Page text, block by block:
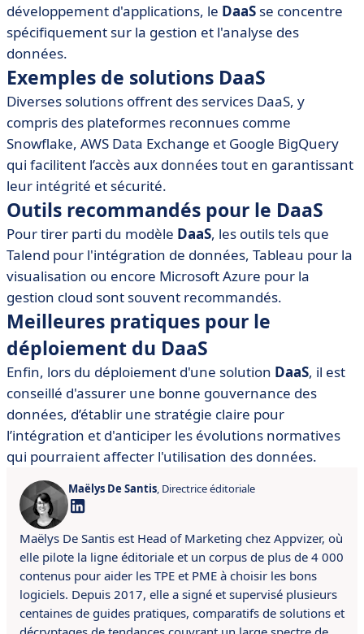
développement d'applications, le DaaS se concentre
spécifiquement sur la gestion et l'analyse des
données.
Exemples de solutions DaaS
Diverses solutions offrent des services DaaS, y
compris des plateformes reconnues comme
Snowflake, AWS Data Exchange et Google BigQuery
qui facilitent l’accès aux données tout en garantissant
leur intégrité et sécurité.
Outils recommandés pour le DaaS
Pour tirer parti du modèle DaaS, les outils tels que
Talend pour l'intégration de données, Tableau pour la
visualisation ou encore Microsoft Azure pour la
gestion cloud sont souvent recommandés.
Meilleures pratiques pour le
déploiement du DaaS
Enfin, lors du déploiement d'une solution DaaS, il est
conseillé d'assurer une bonne gouvernance des
données, d’établir une stratégie claire pour
l’intégration et d'anticiper les évolutions normatives
qui pourraient affecter l'utilisation des données.
Maëlys De Santis, Directrice éditoriale
Maëlys De Santis est Head of Marketing chez Appvizer, où
elle pilote la ligne éditoriale et un corpus de plus de 4 000
contenus pour aider les TPE et PME à choisir les bons
logiciels. Depuis 2017, elle a signé et supervisé plusieurs
centaines de guides pratiques, comparatifs de solutions et